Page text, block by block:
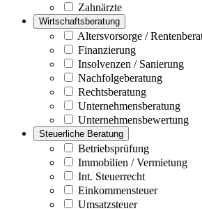
Zahnärzte
Wirtschaftsberatung
Altersvorsorge /
Finanzierung
Insolvenzen / Sanierung
Nachfolgeberatung
Rechtsberatung
Unternehmensberatung
Unternehmensbewertung
Steuerliche Beratung
Betriebsprüfung
Immobilien / Vermietung
Int. Steuerrecht
Einkommensteuer
Umsatzsteuer